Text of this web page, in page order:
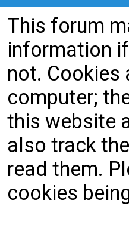
This forum
information
not. Cookies
computer;
this website
also track
read them.
cookies